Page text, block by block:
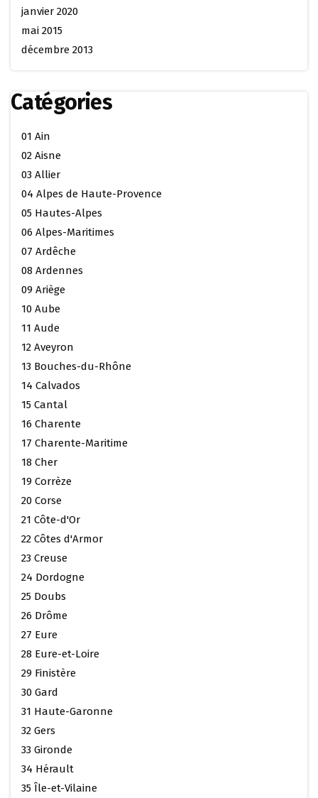
janvier 2020
mai 2015
décembre 2013
Catégories
01 Ain
02 Aisne
03 Allier
04 Alpes de Haute-Provence
05 Hautes-Alpes
06 Alpes-Maritimes
07 Ardêche
08 Ardennes
09 Ariège
10 Aube
11 Aude
12 Aveyron
13 Bouches-du-Rhône
14 Calvados
15 Cantal
16 Charente
17 Charente-Maritime
18 Cher
19 Corrèze
20 Corse
21 Côte-d'Or
22 Côtes d'Armor
23 Creuse
24 Dordogne
25 Doubs
26 Drôme
27 Eure
28 Eure-et-Loire
29 Finistère
30 Gard
31 Haute-Garonne
32 Gers
33 Gironde
34 Hérault
35 Île-et-Vilaine